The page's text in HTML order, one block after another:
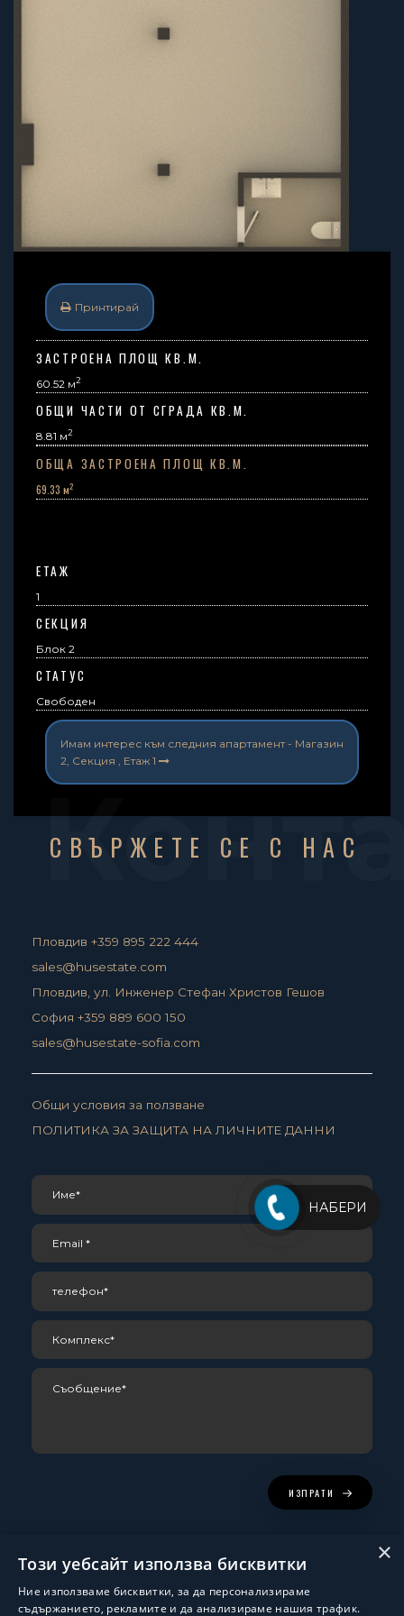
Принтирай
ЗАСТРОЕНА ПЛОЩ КВ.М.
60.52 м2
ОБЩИ ЧАСТИ ОТ СГРАДА КВ.М.
8.81 м2
ОБЩА ЗАСТРОЕНА ПЛОЩ КВ.М.
69.33 м2
ЕТАЖ
1
СЕКЦИЯ
Блок 2
СТАТУС
Свободен
Имам интерес към следния апартамент - Магазин
2, Секция , Етаж 1
СВЪРЖЕТЕ СЕ С НАС
Пловдив +359 895 222 444
sales@husestate.com
Пловдив, ул. Инженер Стефан Христов Гешов
София +359 889 600 150
sales@husestate-sofia.com
Общи условия за ползване
ПОЛИТИКА ЗА ЗАЩИТА НА ЛИЧНИТЕ ДАННИ
ИЗПРАТИ
НАБЕРИ
×
Този уебсайт използва бисквитки
Ние използваме бисквитки, за да персонализираме
съдържанието, рекламите и да анализираме нашия трафик.